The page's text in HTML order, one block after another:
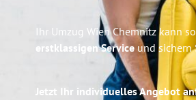
Ihr Umzug Wien Chemnitz kann
erstklassigen Service und
Jetzt Ihr individuelles Angebot